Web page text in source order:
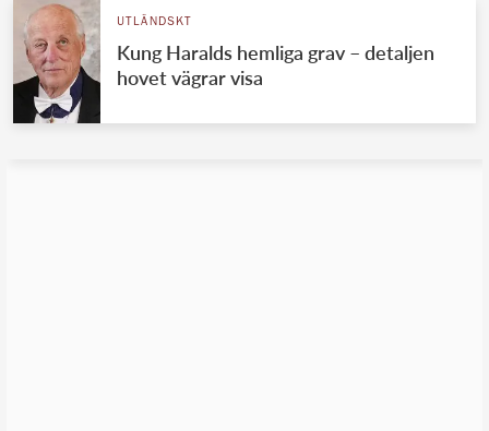
UTLÄNDSKT
Kung Haralds hemliga grav – detaljen
hovet vägrar visa